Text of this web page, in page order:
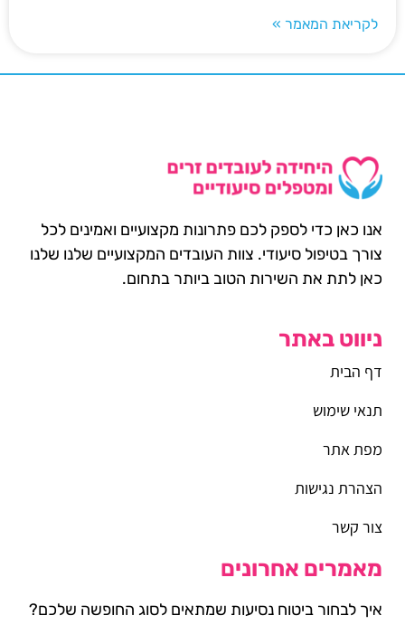
לקריאת המאמר »
אנו כאן כדי לספק לכם פתרונות מקצועיים ואמינים לכל
צורך בטיפול סיעודי. צוות העובדים המקצועיים שלנו שלנו
כאן לתת את השירות הטוב ביותר בתחום.
ניווט באתר
דף הבית
תנאי שימוש
מפת אתר
הצהרת נגישות
צור קשר
מאמרים אחרונים
איך לבחור ביטוח נסיעות שמתאים לסוג החופשה שלכם?